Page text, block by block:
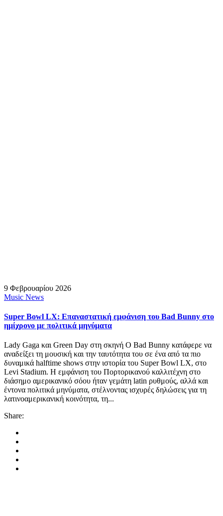
9 Φεβρουαρίου 2026
Music News
Super Bowl LX: Επαναστατική εμφάνιση του Bad Bunny στο
ημίχρονο με πολιτικά μηνύματα
Lady Gaga και Green Day στη σκηνή Ο Bad Bunny κατάφερε να
αναδείξει τη μουσική και την ταυτότητα του σε ένα από τα πιο
δυναμικά halftime shows στην ιστορία του Super Bowl LX, στο
Levi Stadium. Η εμφάνιση του Πορτορικανού καλλιτέχνη στο
διάσημο αμερικανικό σόου ήταν γεμάτη latin ρυθμούς, αλλά και
έντονα πολιτικά μηνύματα, στέλνοντας ισχυρές δηλώσεις για τη
λατινοαμερικανική κοινότητα, τη...
Share: